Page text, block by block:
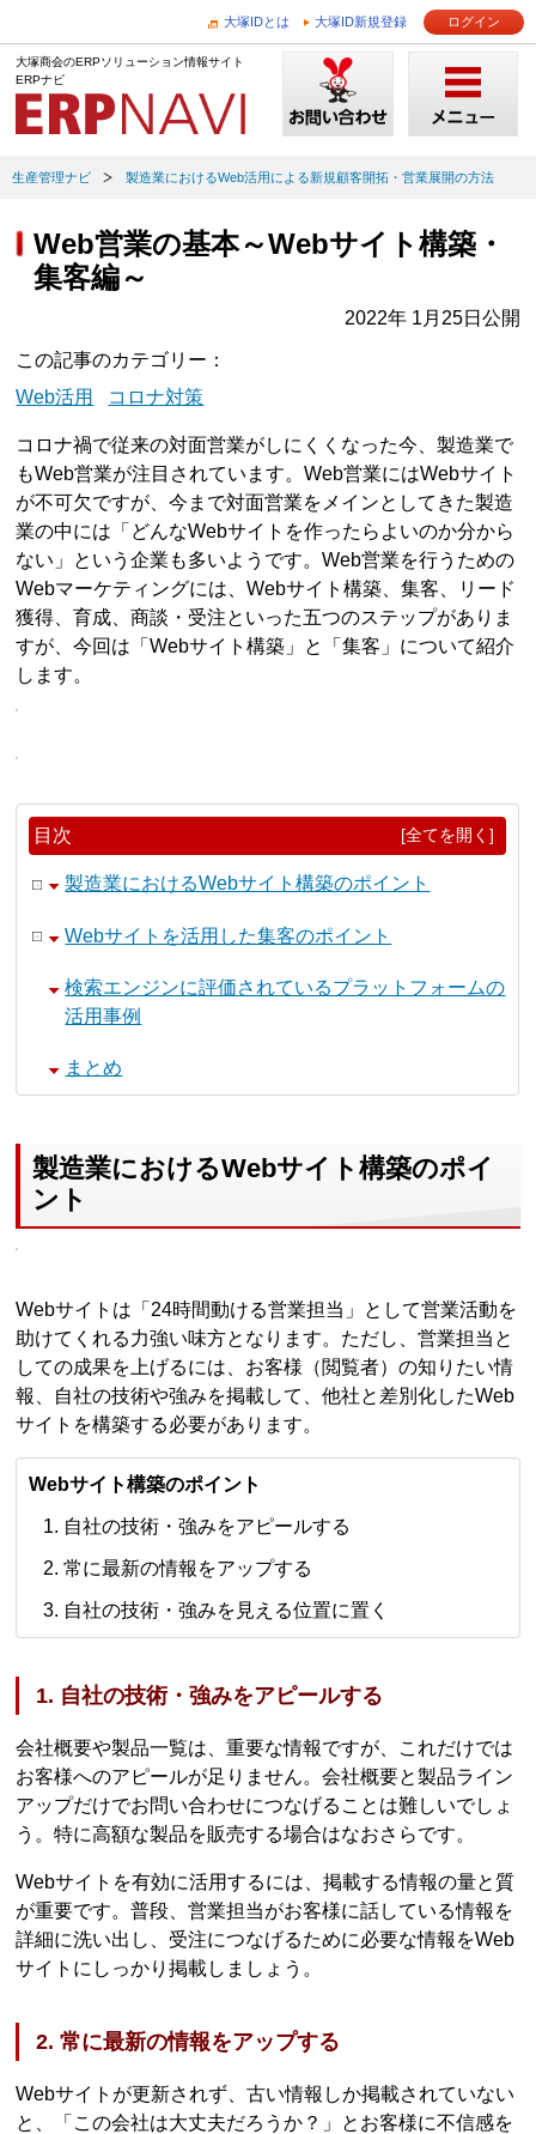
大塚IDとは 大塚ID新規登録 ログイン
大塚商会のERPソリューション情報サイト
ERPナビ
生産管理ナビ 製造業におけるWeb活用による新規顧客開拓・営業展開の方法
Web営業の基本～Webサイト構築・
集客編～
2022年 1月25日公開
この記事のカテゴリー
Web活用
コロナ対策
コロナ禍で従来の対面営業がしにくくなった今、製造業で
もWeb営業が注目されています。Web営業にはWebサイト
が不可欠ですが、今まで対面営業をメインとしてきた製造
業の中には「どんなWebサイトを作ったらよいのか分から
ない」という企業も多いようです。Web営業を行うための
Webマーケティングには、Webサイト構築、集客、リード
獲得、育成、商談・受注といった五つのステップがありま
すが、今回は「Webサイト構築」と「集客」について紹介
します。
目次 [全てを開く]
製造業におけるWebサイト構築のポイント
Webサイトを活用した集客のポイント
検索エンジンに評価されているプラットフォームの
活用事例
まとめ
製造業におけるWebサイト構築のポイ
ント
Webサイトは「24時間動ける営業担当」として営業活動を
助けてくれる力強い味方となります。ただし、営業担当と
しての成果を上げるには、お客様（閲覧者）の知りたい情
報、自社の技術や強みを掲載して、他社と差別化したWeb
サイトを構築する必要があります。
Webサイト構築のポイント
自社の技術・強みをアピールする
常に最新の情報をアップする
自社の技術・強みを見える位置に置く
1. 自社の技術・強みをアピールする
会社概要や製品一覧は、重要な情報ですが、これだけでは
お客様へのアピールが足りません。会社概要と製品ライン
アップだけでお問い合わせにつなげることは難しいでしょ
う。特に高額な製品を販売する場合はなおさらです。
Webサイトを有効に活用するには、掲載する情報の量と質
が重要です。普段、営業担当がお客様に話している情報を
詳細に洗い出し、受注につなげるために必要な情報をWeb
サイトにしっかり掲載しましょう。
2. 常に最新の情報をアップする
Webサイトが更新されず、古い情報しか掲載されていない
と、「この会社は大丈夫だろうか？」とお客様に不信感を